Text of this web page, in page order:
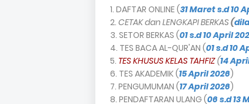
1. DAFTAR ONLINE (31 Maret s.d 10
2. CETAK dan LENGKAPI BERKAS(
3. SETOR BERKAS (01 s.d 10 April
4. TES BACA AL-QUR'AN (01 s.d 10
5. TES KHUSUS KELAS TAHFIZ(14
6. TES AKADEMIK (15 April 2026)
7. PENGUMUMAN (17 April 2026)
8. PENDAFTARAN ULANG (06 s.d 13